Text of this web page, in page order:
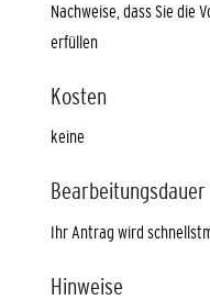
Nachweise, dass Sie die
erfüllen
Kosten
keine
Bearbeitungsdauer
Ihr Antrag wird
Hinweise